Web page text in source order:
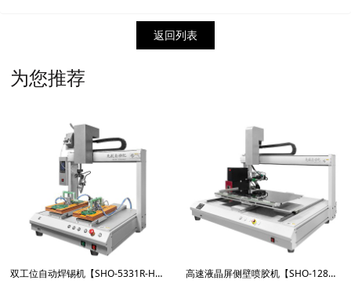
返回列表
为您推荐
双工位自动焊锡机【SHO-5331R-HX600W】 高速液晶屏侧壁喷胶机【SHO-1281RPJ】